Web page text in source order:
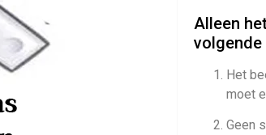
Alleen
Het
moet
Geen